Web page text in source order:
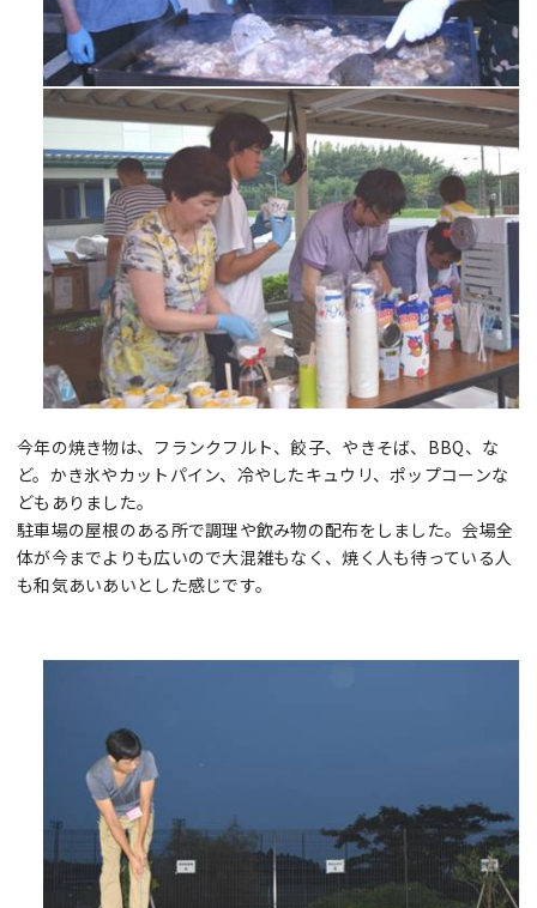
今年の焼き物は、フランクフルト、餃子、やきそば、BBQ、な
ど。かき氷やカットパイン、冷やしたキュウリ、ポップコーンな
どもありました。
駐車場の屋根のある所で調理や飲み物の配布をしました。会場全
体が今までよりも広いので大混雑もなく、焼く人も待っている人
も和気あいあいとした感じです。